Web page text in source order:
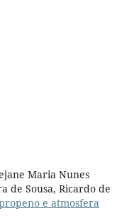
Maria Nunes
de Sousa, Ricardo de
e atmosfera